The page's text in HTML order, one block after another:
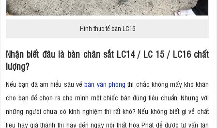
Hình thực tế bàn LC16
Nhận biết đâu là bàn chân sắt LC14 / LC 15 / LC16 chất
lượng?
Nếu bạn đã am hiểu sâu vềbàn văn phòng thì chắc không mấy khó khăn
cho bạn để chọn ra cho mình một chiếc bàn đúng tiêu chuẩn. Nhưng với
những người chưa có kinh nghiệm thì rất khó? Nếu không biết gì về chất
liệu hay giá thành thì hãy đến ngay nội thất Hòa Phát để được tư vấn tận